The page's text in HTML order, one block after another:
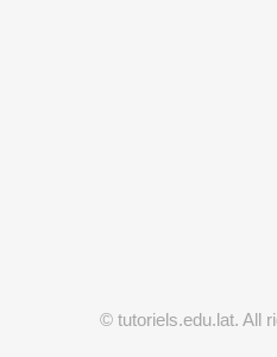
© tutoriels.edu.lat. All